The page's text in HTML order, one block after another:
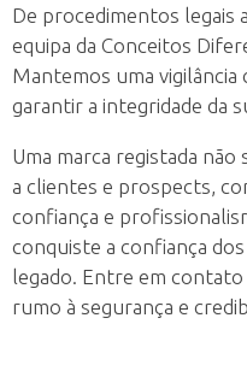
De procedimentos legais
equipa da Conceitos
Mantemos uma
garantir a integridade da
Uma marca registada
a clientes e prospects,
confiança e
conquiste a confiança
legado. Entre em contato
rumo à segurança e